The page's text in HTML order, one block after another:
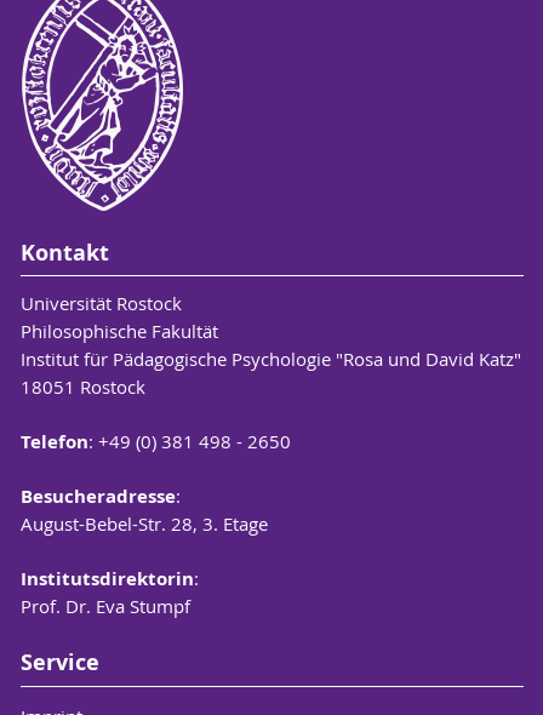
Kontakt
Universität Rostock
Philosophische Fakultät
Institut für Pädagogische Psychologie "Rosa und David Katz"
18051 Rostock
Telefon: +49 (0) 381 498 - 2650
Besucheradresse:
August-Bebel-Str. 28, 3. Etage
Institutsdirektorin:
Prof. Dr. Eva Stumpf
Service